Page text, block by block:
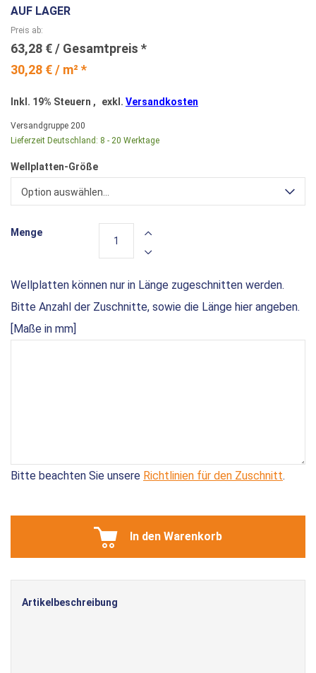
AUF LAGER
30,28 € / m² *
Preis ab
63,28 €
Inkl. 19% Steuern , exkl. Versandkosten
Versandgruppe 200
Lieferzeit Deutschland: 8 - 20 Werktage
Wellplatten-Größe
Option auswählen...
Wellplatten können nur in Länge zugeschnitten werden.
Bitte Anzahl der Zuschnitte, sowie die Länge hier angeben.
[Maße in mm]
Bitte beachten Sie unsere Richtlinien für den Zuschnitt.
Menge
In den Warenkorb
Artikelbeschreibung